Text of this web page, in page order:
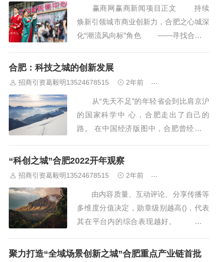
赢商网赢商新闻项目正文 持续
焕新引领城市商业创新力，合肥之心城深
化“潮流风向标”角色 ——寻找合肥商
核心提示：在刚刚过去的2021年，合肥
合肥：科技之城的创新发展
招商引资葛毅明13524678515 2年前
从“先天不足”的年轻省会到比肩京沪
的国家科学中 心，合肥走出了自己的
路。 在中国经济版图中，合肥曾经长期
中国成立后的“小字辈”省会城市，正是改
超越了 8 座省会城市，跻身中...
“科创之城”合肥2022开年观察
招商引资葛毅明13524678515 2年前
由内容质量、互动评论、分享传播等
多维度分值决定，勋章级别越高()，代表
其在平台内的综合表现越好。 原标
天，网友们在社交媒体上津津乐道它的
聚力打造“全域场景创新之城”合肥重点产业链首批